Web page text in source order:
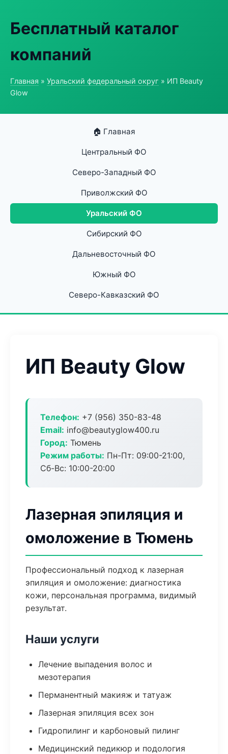
Бесплатный каталог
компаний
Главная » Уральский федеральный округ » ИП Beauty
Glow
🏠 Главная
Центральный ФО
Северо-Западный ФО
Приволжский ФО
Уральский ФО
Сибирский ФО
Дальневосточный ФО
Южный ФО
Северо-Кавказский ФО
ИП Beauty Glow
Телефон: +7 (956) 350-83-48
Email: info@beautyglow400.ru
Город: Тюмень
Режим работы: Пн-Пт: 09:00-21:00,
Сб-Вс: 10:00-20:00
Лазерная эпиляция и
омоложение в Тюмень
Профессиональный подход к лазерная
эпиляция и омоложение: диагностика
кожи, персональная программа, видимый
результат.
Наши услуги
Лечение выпадения волос и
мезотерапия
Перманентный макияж и татуаж
Лазерная эпиляция всех зон
Гидропилинг и карбоновый пилинг
Медицинский педикюр и подология